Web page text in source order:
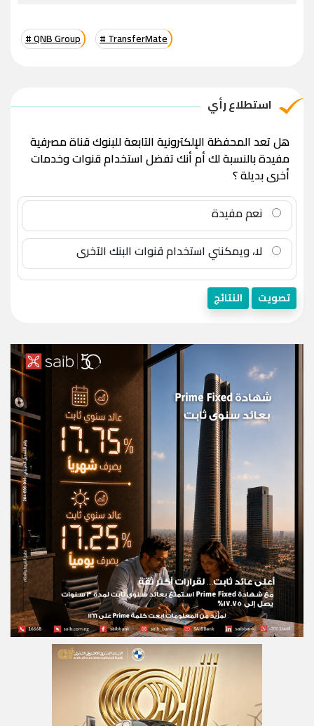
# QNB Group # TransferMate
استطلاع رأي
هل تعد المحفظة الإلكترونية التابعة للبنوك قناة مصرفية
مفيدة بالنسبة لك أم أنك تفضل استخدام قنوات وخدمات
أخرى بديلة ؟
نعم مفيدة
لا، ويمكنني استخدام قنوات البنك الآخرى
تصويت النتائج